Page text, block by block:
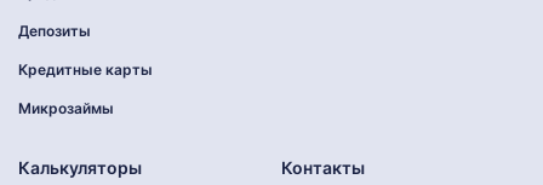
Депозиты
Кредитные карты
Микрозаймы
Калькуляторы Контакты